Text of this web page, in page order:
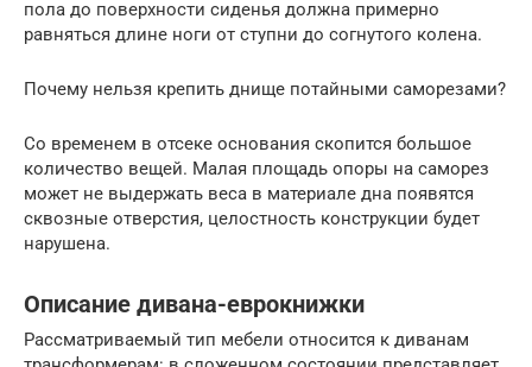
пола до поверхности сиденья должна примерно
равняться длине ноги от ступни до согнутого колена.
Почему нельзя крепить днище потайными саморезами?
Со временем в отсеке основания скопится большое
количество вещей. Малая площадь опоры на саморез
может не выдержать веса в материале дна появятся
сквозные отверстия, целостность конструкции будет
нарушена.
Описание дивана-еврокнижки
Рассматриваемый тип мебели относится к диванам